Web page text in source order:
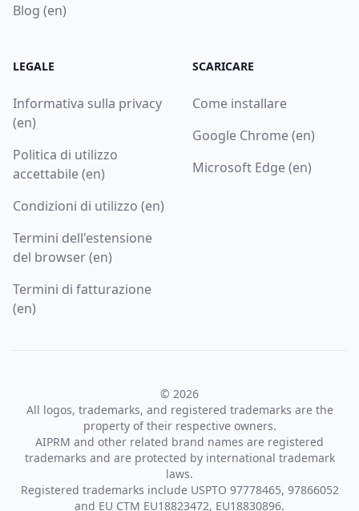
Blog (en)
LEGALE
Informativa sulla privacy
(en)
Politica di utilizzo
accettabile (en)
Condizioni di utilizzo (en)
Termini dell'estensione
del browser (en)
Termini di fatturazione
(en)
SCARICARE
Come installare
Google Chrome (en)
Microsoft Edge (en)
© 2026
All logos, trademarks, and registered trademarks are the
property of their respective owners.
AIPRM and other related brand names are registered
trademarks and are protected by international trademark
laws.
Registered trademarks include USPTO 97778465, 97866052
and EU CTM EU18823472, EU18830896.